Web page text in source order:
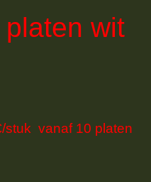
platen wit
stuk vanaf 10 platen